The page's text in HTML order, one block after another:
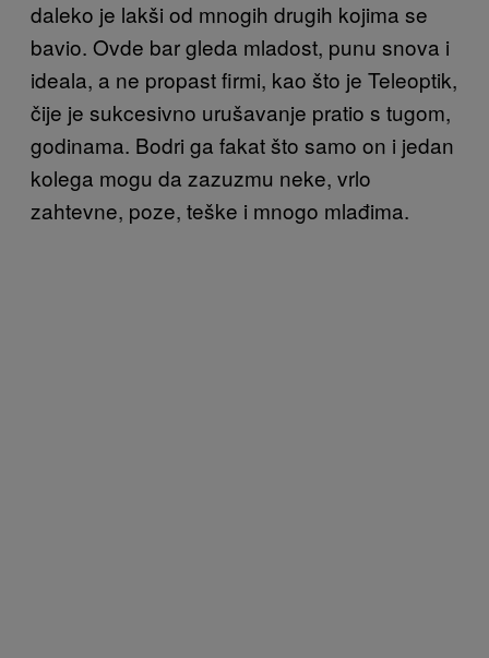
daleko je lakši od mnogih drugih kojima se
bavio. Ovde bar gleda mladost, punu snova i
ideala, a ne propast firmi, kao što je Teleoptik,
čije je sukcesivno urušavanje pratio s tugom,
godinama. Bodri ga fakat što samo on i jedan
kolega mogu da zazuzmu neke, vrlo
zahtevne, poze, teške i mnogo mlađima.